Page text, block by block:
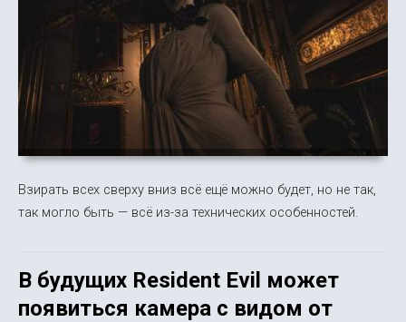
Взирать всех сверху вниз всё ещё можно будет, но не так,
так могло быть — всё из-за технических особенностей.
В будущих Resident Evil может
появиться камера с видом от